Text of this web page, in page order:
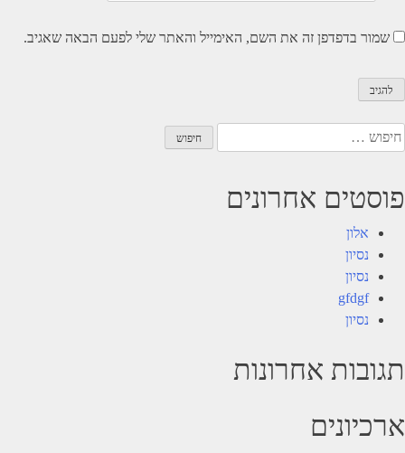
שמור בדפדפן זה את השם, האימייל והאתר שלי לפעם הבאה שאגיב.
חיפוש:
פוסטים אחרונים
אלון
נסיון
נסיון
gfdgf
נסיון
תגובות אחרונות
ארכיונים